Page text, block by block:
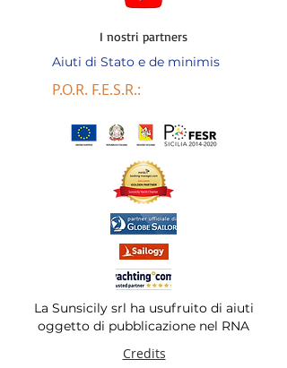
I nostri partners
Aiuti di Stato e de minimis
P.O.R. F.E.S.R.:
La Sunsicily srl ha usufruito di aiuti
oggetto di pubblicazione nel RNA
Credits